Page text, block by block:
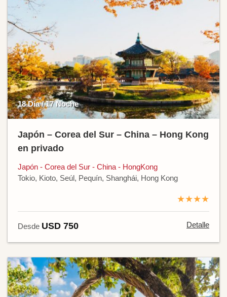
18 Día / 17 Noche
Japón – Corea del Sur – China – Hong Kong
en privado
Japón - Corea del Sur - China - HongKong
Tokio, Kioto, Seúl, Pequín, Shanghái, Hong Kong
★★★★
Desde USD 750 Detalle